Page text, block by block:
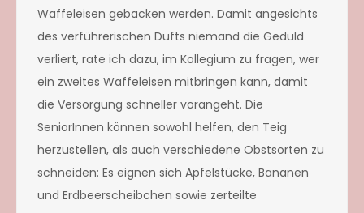
Waffeleisen gebacken werden. Damit angesichts
des verführerischen Dufts niemand die Geduld
verliert, rate ich dazu, im Kollegium zu fragen, wer
ein zweites Waffeleisen mitbringen kann, damit
die Versorgung schneller vorangeht. Die
SeniorInnen können sowohl helfen, den Teig
herzustellen, als auch verschiedene Obstsorten zu
schneiden: Es eignen sich Apfelstücke, Bananen
und Erdbeerscheibchen sowie zerteilte